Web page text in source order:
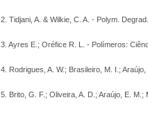
2. Tidjani, A. & Wilkie, C. A. - Polym.
3. Ayres E.; Oréfice R. L. - Polímeros:
4. Rodrigues, A. W.; Brasileiro, M. I.;
5. Brito, G. F.; Oliveira, A. D.; Araújo, E.